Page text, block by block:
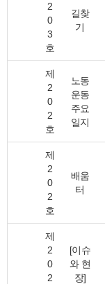
2
0
3
호
길찾
기
제
2
0
2
호
노동
운동
주요
일지
제
2
0
2
호
배움
터
제
2
0
2
[이슈
와 현
장]